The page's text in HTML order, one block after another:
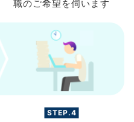
職のご希望を伺います
STEP.4